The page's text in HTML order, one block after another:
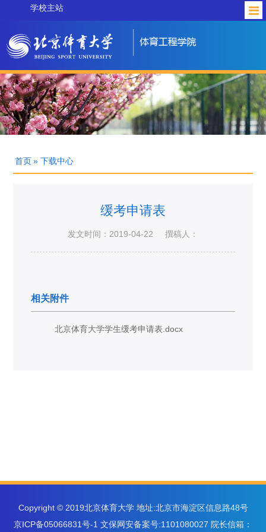
学校主站
首页 » 下载中心
缓考申请表
发文时间：2019-04-22 撰稿人：
相关附件
北京体育大学学生缓考申请表.docx
Copyright © 2019北京体育大学 地址:北京市海淀区信息路48号
京ICP备05066831号-1 文保网安备案号:1101080027 院长信箱：